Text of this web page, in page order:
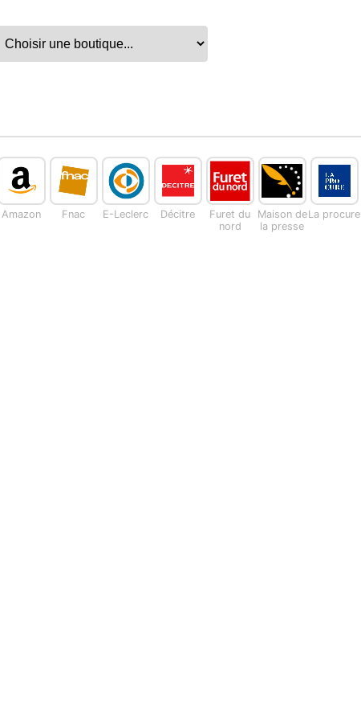
Amazon Fnac E-Leclerc Décitre
Furet du
nord
Maison de
la presse
La procure